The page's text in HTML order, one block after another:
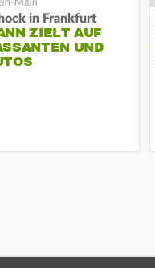
in Frankfurt
ZIELT AUF
UND